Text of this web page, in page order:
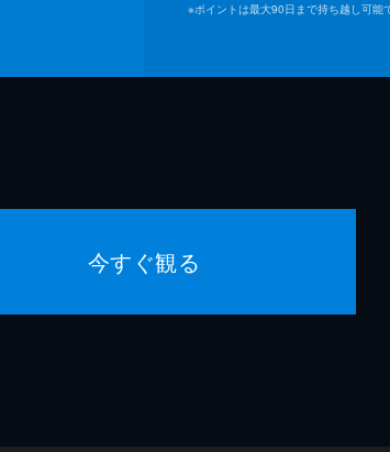
※ポイントは最大90日まで持ち越し可能
今すぐ観る